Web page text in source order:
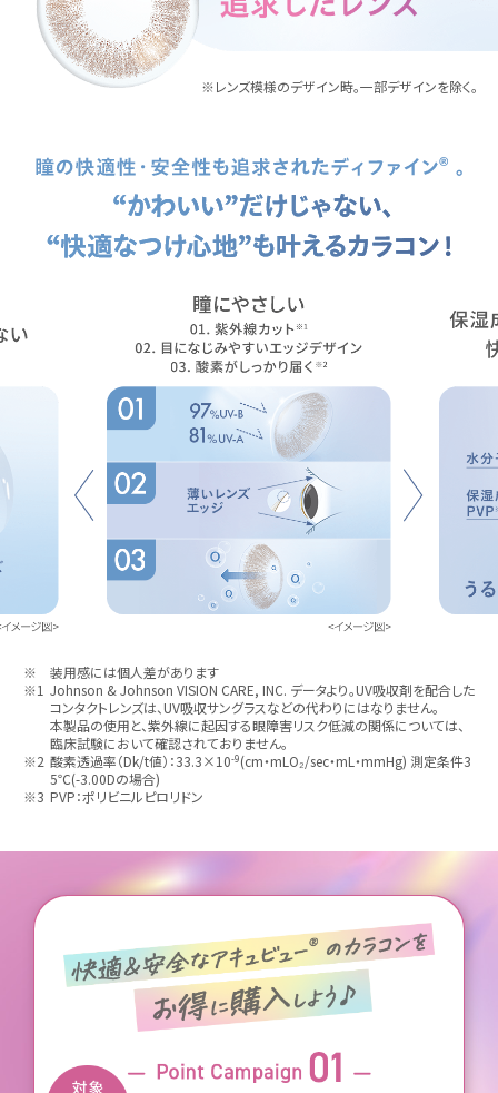
※レンズ模様のデザイン時。一部デザインを除く。
※
装用感には個人差があります
※1 Johnson & Johnson VISION CARE, INC. データより。UV吸収剤を配合した
コンタクトレンズは、UV吸収サングラスなどの代わりにはなりません。
本製品の使用と、紫外線に起因する眼障害リスク低減の関係については、
臨床試験において確認されておりません。
※2 酸素透過率（Dk/t値）：33.3×10-9(cm・mLO₂/sec・mL・mmHg) 測定条件3
5℃(-3.00Dの場合)
※3 PVP：ポリビニルピロリドン